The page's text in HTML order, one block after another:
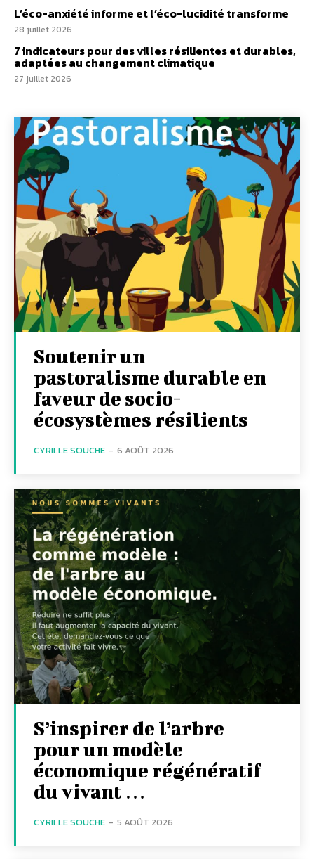
L’éco-anxiété informe et l’éco-lucidité transforme
28 juillet 2026
7 indicateurs pour des villes résilientes et durables,
adaptées au changement climatique
27 juillet 2026
Soutenir un
pastoralisme durable en
faveur de socio-
écosystèmes résilients
CYRILLE SOUCHE - 6 AOÛT 2026
S’inspirer de l’arbre
pour un modèle
économique régénératif
du vivant …
CYRILLE SOUCHE - 5 AOÛT 2026